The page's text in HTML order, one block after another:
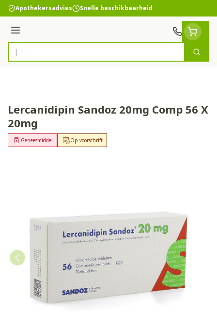
Ga naar de inhoud
Apothekersadvies Snelle beschikbaarheid
Menu
Product, merk, categorie...
Zoek
Lercanidipin Sandoz 20mg Comp 56 X
20mg
Op voorschrift
Geneesmiddel